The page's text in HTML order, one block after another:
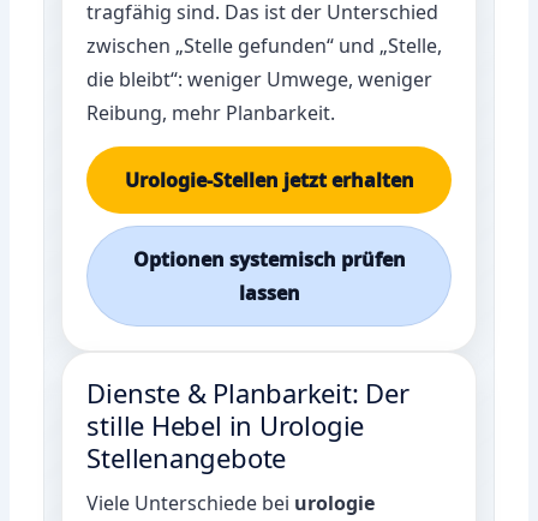
tragfähig sind. Das ist der Unterschied
zwischen „Stelle gefunden“ und „Stelle,
die bleibt“: weniger Umwege, weniger
Reibung, mehr Planbarkeit.
Urologie-Stellen jetzt erhalten
Optionen systemisch prüfen
lassen
Dienste & Planbarkeit: Der
stille Hebel in Urologie
Stellenangebote
Viele Unterschiede bei urologie